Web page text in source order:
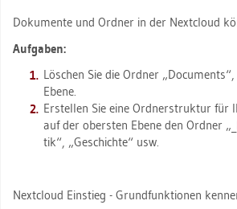
Do­ku­men­te und Ord­ner in der Next­cloud
Auf­ga­ben:
Lö­schen Sie die Ord­ner
Ebene.
Er­stel­len Sie eine Ord­ner­struk­tur für
auf der obers­ten Ebene den Ord­ner
tik“, „Ge­schich­te“ usw.
Next­cloud Ein­stieg - Grund­funk­tio­nen